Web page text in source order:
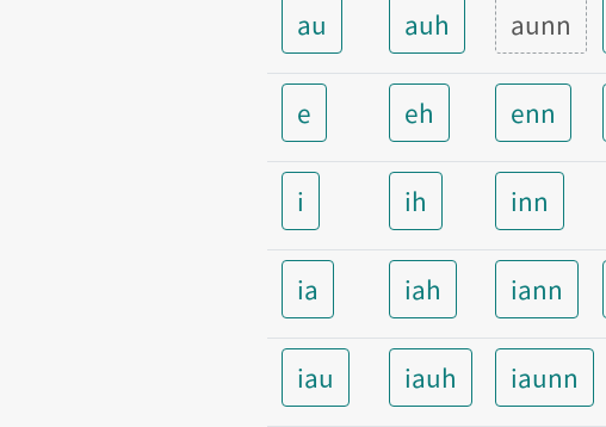
au auh aunn
e eh enn
i ih inn
ia iah iann
iau iauh iaunn